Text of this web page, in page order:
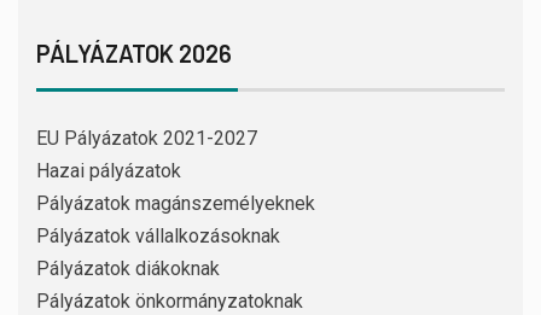
PÁLYÁZATOK 2026
EU Pályázatok 2021-2027
Hazai pályázatok
Pályázatok magánszemélyeknek
Pályázatok vállalkozásoknak
Pályázatok diákoknak
Pályázatok önkormányzatoknak